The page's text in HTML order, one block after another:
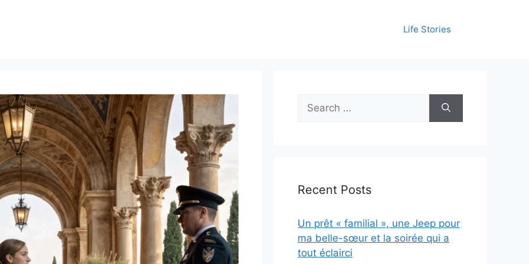
Life Stories
Search
for:
Recent Posts
Un prêt « familial », une Jeep pour
ma belle-sœur et la soirée qui a
tout éclairci